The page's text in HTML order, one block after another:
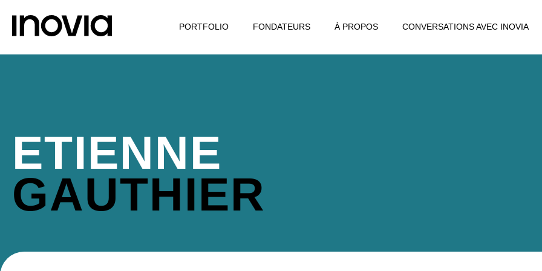
PORTFOLIO FONDATEURS À PROPOS CONVERSATIONS AVEC INOVIA
ETIENNE
GAUTHIER